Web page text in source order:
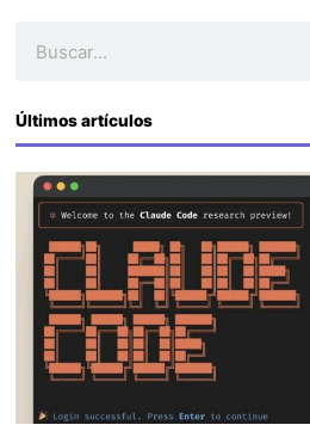
Últimos artículos